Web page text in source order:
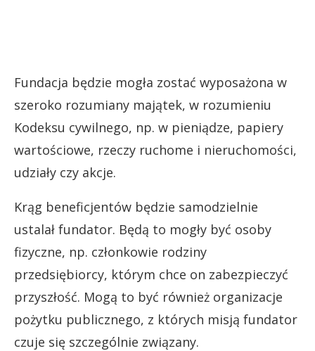
Fundacja będzie mogła zostać wyposażona w
szeroko rozumiany majątek, w rozumieniu
Kodeksu cywilnego, np. w pieniądze, papiery
wartościowe, rzeczy ruchome i nieruchomości,
udziały czy akcje.
Krąg beneficjentów będzie samodzielnie
ustalał fundator. Będą to mogły być osoby
fizyczne, np. członkowie rodziny
przedsiębiorcy, którym chce on zabezpieczyć
przyszłość. Mogą to być również organizacje
pożytku publicznego, z których misją fundator
czuje się szczególnie związany.